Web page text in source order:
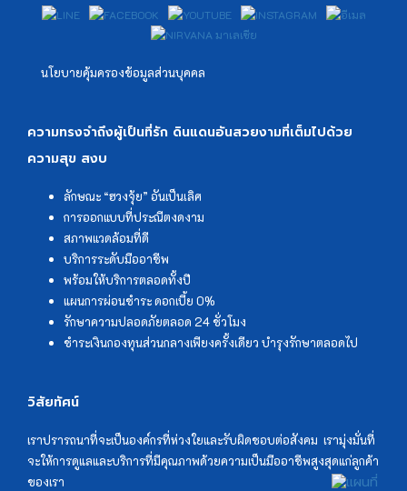
ฮวงซุ้ยพรีเมี่ยม สำหรับบุคคล VIP
ฮวงซุ้ยที่ดีที่สุดในโลก อยู่ที่ไหน?
เลข 88 ที่ซ่อนอยู่ในสุสานเนอร์วาน่า
วันเกิดบอกนิสัย
แซกี คืออะไร
เลือกที่ดินตามหลักฮวงจุ้ย
นโยบายคุ้มครองข้อมูลส่วนบุคคล
ความทรงจำถึงผู้เป็นที่รัก ดินแดนอันสวยงามที่เต็มไปด้วย
ความสุข สงบ
ลักษณะ “ฮวงจุ้ย” อันเป็นเลิศ
การออกแบบที่ประณีตงดงาม
สภาพแวดล้อมที่ดี
บริการระดับมืออาชีพ
พร้อมให้บริการตลอดทั้งปี
แผนการผ่อนชำระ ดอกเบี้ย 0%
รักษาความปลอดภัยตลอด 24 ชั่วโมง
ชำระเงินกองทุนส่วนกลางเพียงครั้งเดียว บำรุงรักษาตลอดไป
วิสัยทัศน์
เราปรารถนาที่จะเป็นองค์กรที่ห่วงใยและรับผิดชอบต่อสังคม เรามุ่งมั่นที่
จะให้การดูแลและบริการที่มีคุณภาพด้วยความเป็นมืออาชีพสูงสุดแก่ลูกค้า
ของเรา